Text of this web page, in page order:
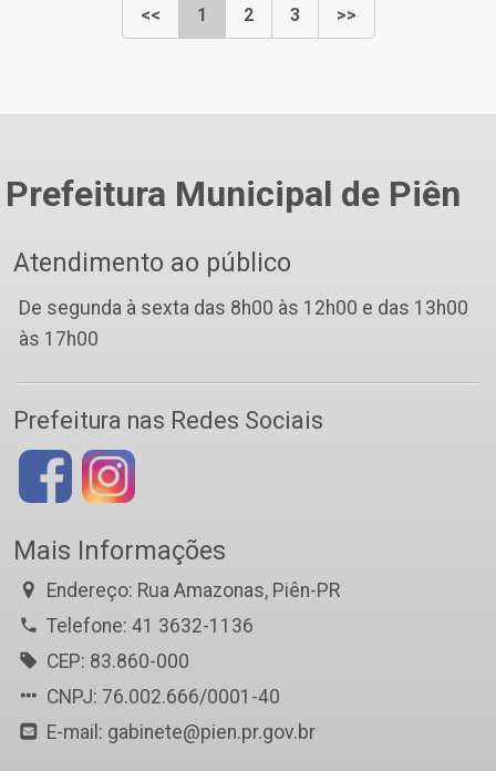
<< 1 2 3 >>
Prefeitura Municipal de Piên
Atendimento ao público
De segunda à sexta das 8h00 às 12h00 e das 13h00
às 17h00
Prefeitura nas Redes Sociais
Mais Informações
Endereço: Rua Amazonas, Piên-PR
Telefone: 41 3632-1136
CEP: 83.860-000
CNPJ: 76.002.666/0001-40
E-mail: gabinete@pien.pr.gov.br